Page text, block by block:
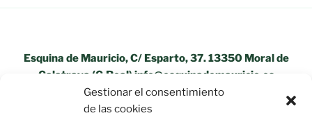
Gestionar el consentimiento
de las cookies
Esquina de Mauricio, C/ Esparto, 37. 13350 Moral de
Calatrava (C.Real) info@esquinademauricio.es
«Aviso Legal»